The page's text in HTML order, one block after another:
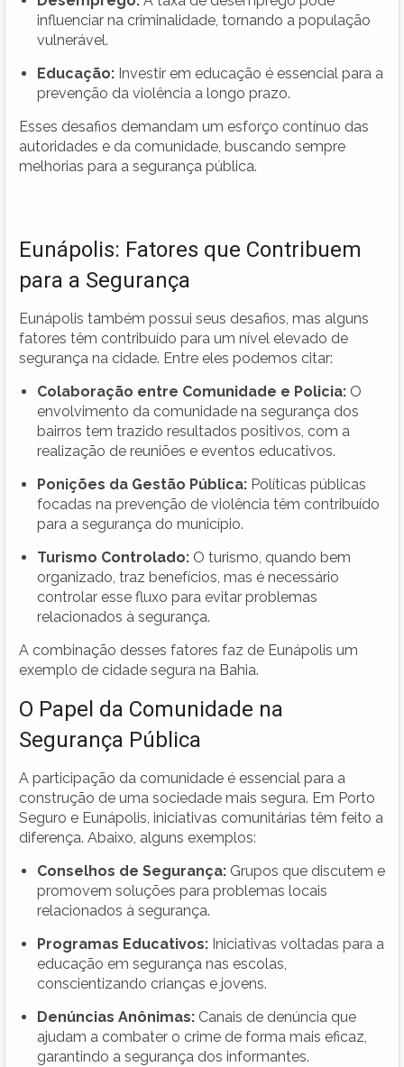
influenciar na criminalidade, tornando a população
vulnerável.
Educação: Investir em educação é essencial para a
prevenção da violência a longo prazo.
Esses desafios demandam um esforço contínuo das
autoridades e da comunidade, buscando sempre
melhorias para a segurança pública.
Eunápolis: Fatores que Contribuem
para a Segurança
Eunápolis também possui seus desafios, mas alguns
fatores têm contribuído para um nível elevado de
segurança na cidade. Entre eles podemos citar:
Colaboração entre Comunidade e Policia: O
envolvimento da comunidade na segurança dos
bairros tem trazido resultados positivos, com a
realização de reuniões e eventos educativos.
Ponições da Gestão Pública: Políticas públicas
focadas na prevenção de violência têm contribuído
para a segurança do município.
Turismo Controlado: O turismo, quando bem
organizado, traz benefícios, mas é necessário
controlar esse fluxo para evitar problemas
relacionados à segurança.
A combinação desses fatores faz de Eunápolis um
exemplo de cidade segura na Bahia.
O Papel da Comunidade na
Segurança Pública
A participação da comunidade é essencial para a
construção de uma sociedade mais segura. Em Porto
Seguro e Eunápolis, iniciativas comunitárias têm feito a
diferença. Abaixo, alguns exemplos:
Conselhos de Segurança: Grupos que discutem e
promovem soluções para problemas locais
relacionados à segurança.
Programas Educativos: Iniciativas voltadas para a
educação em segurança nas escolas,
conscientizando crianças e jovens.
Denúncias Anônimas: Canais de denúncia que
ajudam a combater o crime de forma mais eficaz,
garantindo a segurança dos informantes.